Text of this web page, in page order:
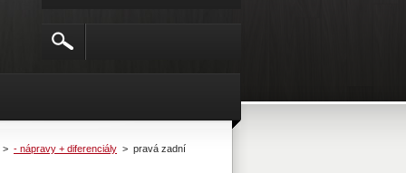
> - nápravy + diferenciály > pravá zadní